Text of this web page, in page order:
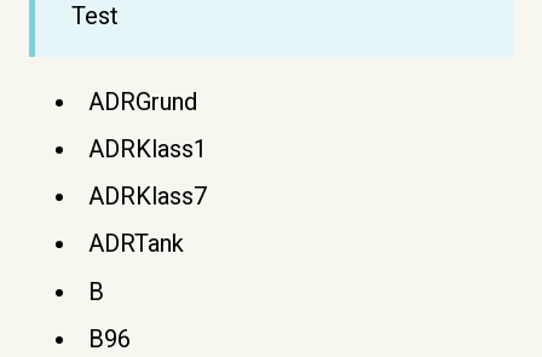
Test
ADRGrund
ADRKlass1
ADRKlass7
ADRTank
B
B96